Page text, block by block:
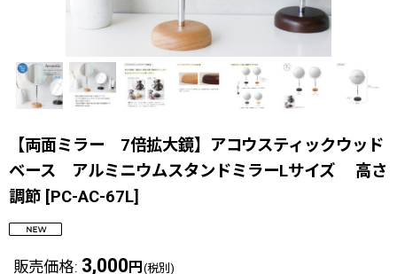
【両面ミラー 7倍拡大鏡】アコウスティックウッド
ベース アルミニウムスタンドミラーLサイズ 高さ
調節 [PC-AC-67L]
販売価格: 3,000 円 (税別)